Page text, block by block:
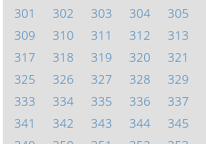
301
302 303 304 305
309
310 311 312 313
317
318 319 320 321
325
326 327 328 329
333
334 335 336 337
341
342 343 344 345